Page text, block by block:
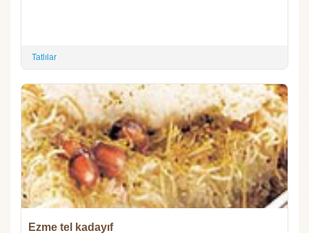
Tatlılar
Ezme tel kadayıf